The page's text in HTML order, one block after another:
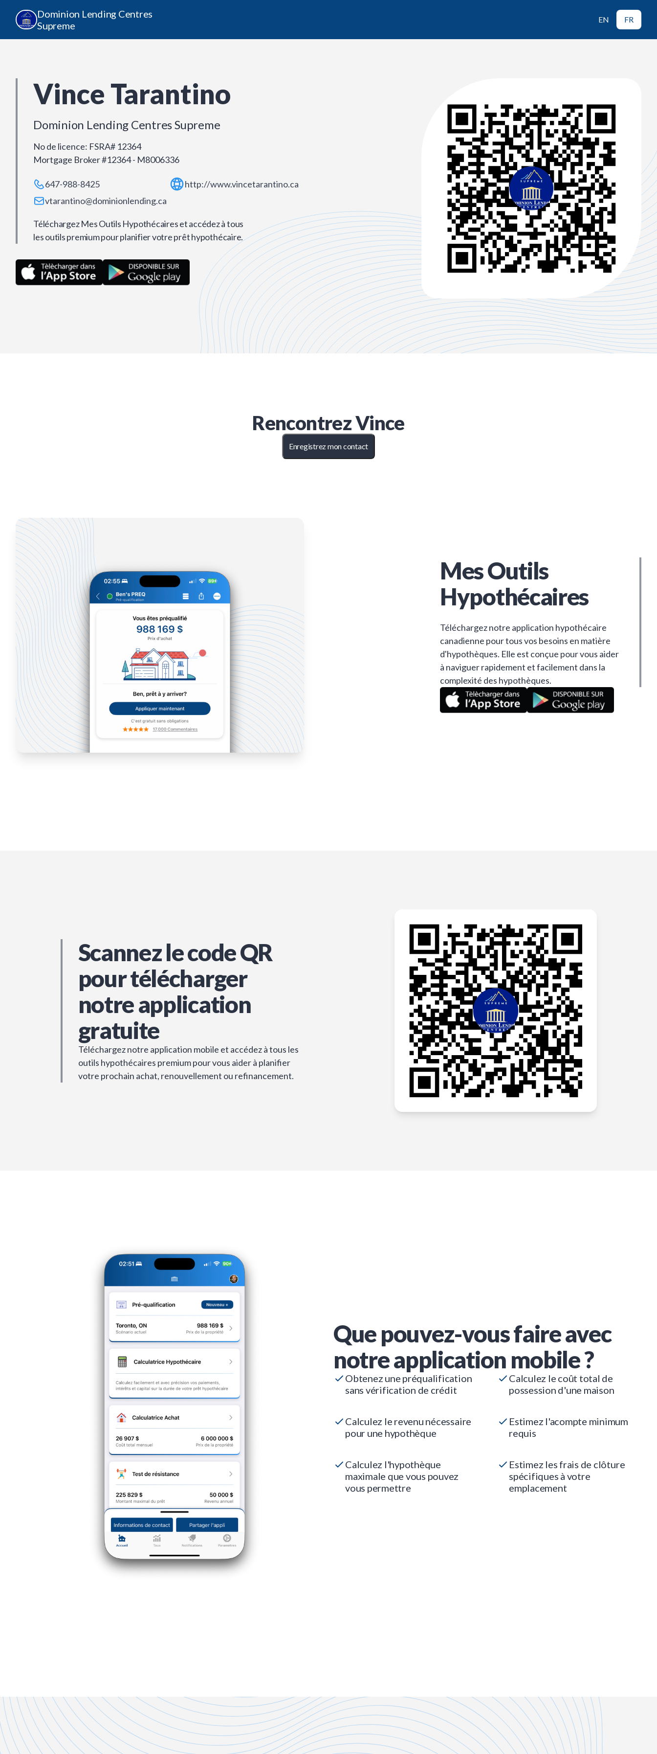
Dominion Lending Centres
Supreme
EN FR
Vince Tarantino
Dominion Lending Centres Supreme
No de licence: FSRA# 12364
Mortgage Broker #12364 - M8006336
647-988-8425
vtarantino@dominionlending.ca
http://www.vincetarantino.ca
Téléchargez Mes Outils Hypothécaires et accédez à tous
les outils premium pour planifier votre prêt hypothécaire.
RencontrezVince
Enregistrez mon contact
Mes Outils
Hypothécaires
Téléchargez notre application hypothécaire
canadienne pour tous vos besoins en matière
d'hypothèques. Elle est conçue pour vous aider
à naviguer rapidement et facilement dans la
complexité des hypothèques.
Scannez le code QR
pour télécharger
notre application
gratuite
Téléchargez notre application mobile et accédez à tous les
outils hypothécaires premium pour vous aider à planifier
votre prochain achat, renouvellement ou refinancement.
Que pouvez-vous faire avec
notre application mobile ?
Obtenez une préqualification
sans vérification de crédit
Calculez le coût total de
possession d'une maison
Calculez le revenu nécessaire
pour une hypothèque
Estimez l'acompte minimum
requis
Calculez l'hypothèque
maximale que vous pouvez
vous permettre
Estimez les frais de clôture
spécifiques à votre
emplacement